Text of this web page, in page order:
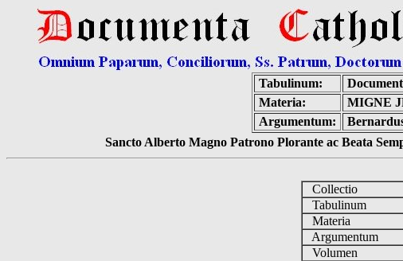
Tabulinum:
Materia:
MIGNE
Argumentum:
Sancto Alberto Magno Patrono Plorante ac Beata
Collectio
Tabulinum
Materia
Argumentum
Volumen